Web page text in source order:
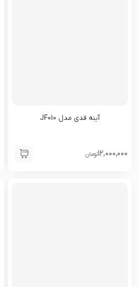
آینه قدی مدل JF010
۱۲,۰۰۰,۰۰۰تومان